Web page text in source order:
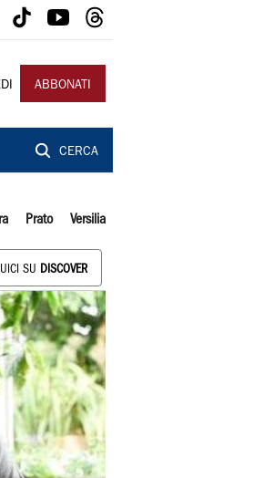
ABBONATI
CERCA
Prato Versilia
SU DISCOVER